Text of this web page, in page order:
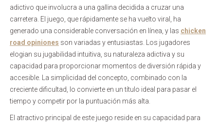
adictivo que involucra a una gallina decidida a cruzar una
carretera. El juego, que rápidamente se ha vuelto viral, ha
generado una considerable conversación en línea, y las chicken
road opiniones son variadas y entusiastas. Los jugadores
elogian su jugabilidad intuitiva, su naturaleza adictiva y su
capacidad para proporcionar momentos de diversión rápida y
accesible. La simplicidad del concepto, combinado con la
creciente dificultad, lo convierte en un título ideal para pasar el
tiempo y competir por la puntuación más alta.
El atractivo principal de este juego reside en su capacidad para